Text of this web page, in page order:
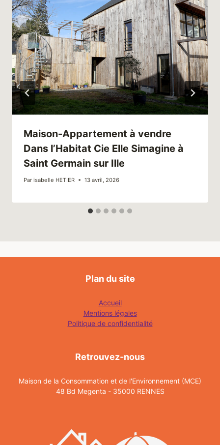
Maison-Appartement à vendre
Dans l’Habitat Cie Elle Simagine à
Saint Germain sur Ille
Par isabelle HETIER 13 avril, 2026
Plan du site
Accueil
Mentions légales
Politique de confidentialité
Retrouvez-nous
Maison de la Consommation et de l'Environnement (MCE)
48 Bd Megenta - 35000 RENNES